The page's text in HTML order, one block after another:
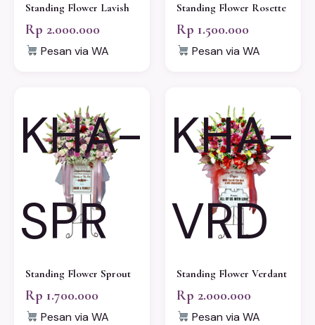
Standing Flower Lavish
Rp 2.000.000
Pesan via WA
Standing Flower Rosette
Rp 1.500.000
Pesan via WA
KHA-
SPR
Standing Flower Sprout
Rp 1.700.000
Pesan via WA
KHA-
VRD
Standing Flower Verdant
Rp 2.000.000
Pesan via WA